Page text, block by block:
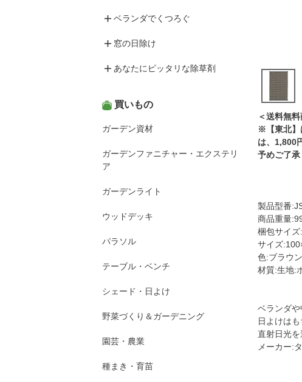
ベランダでくつろぐ
窓の日除け
あなたにピッタリな除草剤
買いもの
ガーデン資材
ガーデンファニチャー・エクステリ
ア
ガーデンライト
ウッドデッキ
パラソル
テーブル・ベンチ
シェード・日よけ
野菜づくり＆ガーデニング
園芸・農業
種まき・育苗
＜送料無
※【東北】
は、1,800
予めご了承
製品型番
商品重量
梱包サイ
サイズ
色:ブラウン
材質:生地:
ベランダや
日よけは
直射日光を
メーカー: